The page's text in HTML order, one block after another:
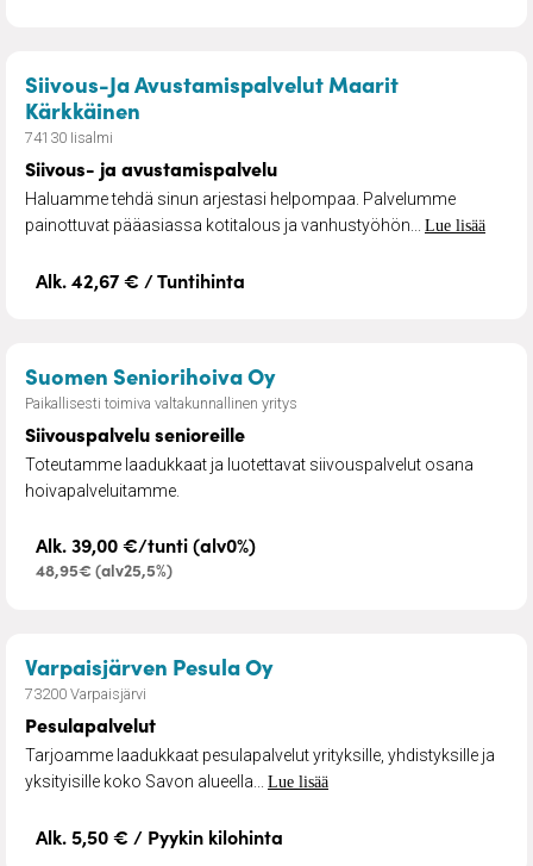
Siivous-Ja Avustamispalvelut Maarit
Kärkkäinen – Siivous- ja avustamispalvelu
74130 Iisalmi
Siivous- ja avustamispalvelu
Haluamme tehdä sinun arjestasi helpompaa. Palvelumme
painottuvat pääasiassa kotitalous ja vanhustyöhön... Lue lisää
Alk. 42,67 € / Tuntihinta
Suomen Seniorihoiva Oy– Siivouspalvelu
Paikallisesti toimiva valtakunnallinen yritys
Siivouspalvelu senioreille
Toteutamme laadukkaat ja luotettavat siivouspalvelut osana
hoivapalveluitamme.
Alk. 39,00 €/tunti (alv0%)
48,95€ (alv25,5%)
Varpaisjärven Pesula Oy– Pesulapalvelut
73200 Varpaisjärvi
Pesulapalvelut
Tarjoamme laadukkaat pesulapalvelut yrityksille, yhdistyksille ja
yksityisille koko Savon alueella... Lue lisää
Alk. 5,50 € / Pyykin kilohinta